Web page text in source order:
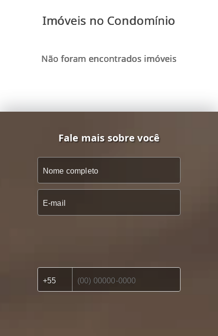
Imóveis no Condomínio
Não foram encontrados imóveis
Fale mais sobre você